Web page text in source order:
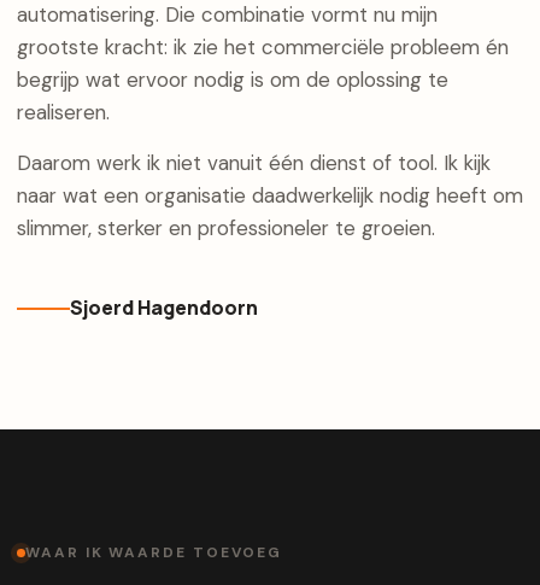
automatisering. Die combinatie vormt nu mijn
grootste kracht: ik zie het commerciële probleem én
begrijp wat ervoor nodig is om de oplossing te
realiseren.
Daarom werk ik niet vanuit één dienst of tool. Ik kijk
naar wat een organisatie daadwerkelijk nodig heeft om
slimmer, sterker en professioneler te groeien.
Sjoerd Hagendoorn
WAAR IK WAARDE TOEVOEG